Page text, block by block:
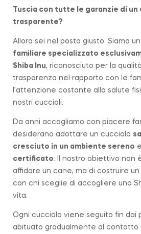
Tuscia con tutte le garanzie di un
trasparente?
Allora sei nel posto giusto. Siamo un
familiare specializzato
Shiba Inu, riconosciuto per la
trasparenza nel rapporto con le
l’attenzione costante alla salute
nostri cuccioli.
Da anni accogliamo con piacere
desiderano adottare un cucciolo
cresciuto in un ambiente sereno
certificato. Il nostro obiettivo non
affidare un cane, ma di costruire
con chi sceglie di accogliere uno
vita.
Ogni cucciolo viene seguito fin dai
abituato gradualmente al contatto